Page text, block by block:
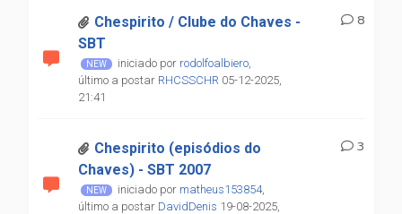
Chespirito / Clube do Chaves -
SBT
iniciado por rodolfoalbiero,
último a postar RHCSSCHR 05-12-2025,
21:41
8
Chespirito (episódios do
Chaves) - SBT 2007
iniciado por matheus153854,
último a postar DavidDenis 19-08-2025,
3